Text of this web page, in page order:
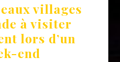
villages
à visiter
lors d’un
end